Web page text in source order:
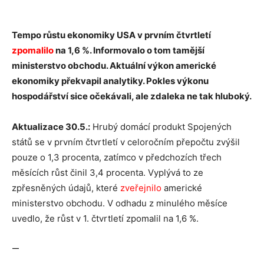
Tempo růstu ekonomiky USA v prvním čtvrtletí
zpomalilona 1,6 %. Informovalo o tom tamější
ministerstvo obchodu. Aktuální výkon americké
ekonomiky překvapil analytiky. Pokles výkonu
hospodářství sice očekávali, ale zdaleka ne tak hluboký.
Aktualizace 30.5.: Hrubý domácí produkt Spojených
států se v prvním čtvrtletí v celoročním přepočtu zvýšil
pouze o 1,3 procenta, zatímco v předchozích třech
měsících růst činil 3,4 procenta. Vyplývá to ze
zpřesněných údajů, které zveřejnilo americké
ministerstvo obchodu. V odhadu z minulého měsíce
uvedlo, že růst v 1. čtvrtletí zpomalil na 1,6 %.
—